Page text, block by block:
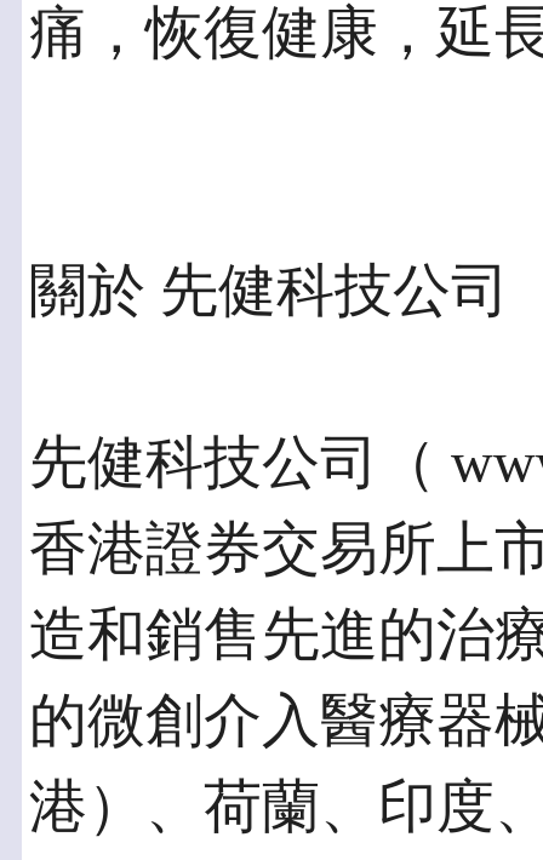
痛，恢復健康，延
關於 先健科技公司
先健科技公司（
香港證券交易所上
造和銷售先進的治
的微創介入醫療器
港）、荷蘭、印度